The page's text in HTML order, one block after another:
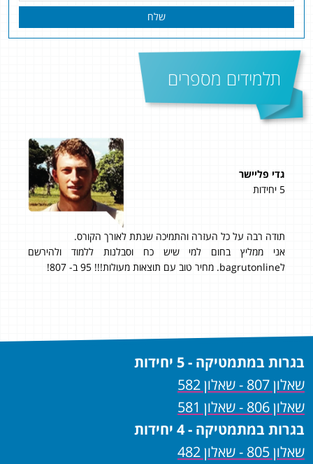
שלח
תלמידים מספרים
גדי פליישר
5 יחידות
תודה רבה על כל העזרה והתמיכה שנתת לאורך הקורס.
אני ממליץ בחום למי שיש כח וסבלנות ללמוד ולהירשם
לbagrutonline. מחיר טוב עם תוצאות מעולות!!! 95 ב- 807!
בגרות במתמטיקה - 5 יחידות
שאלון 807 - שאלון 582
שאלון 806 - שאלון 581
בגרות במתמטיקה - 4 יחידות
שאלון 805 - שאלון 482